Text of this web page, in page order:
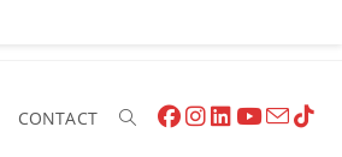
CONTACT Toggle